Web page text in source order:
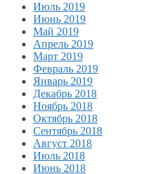
Июль 2019
Июнь 2019
Май 2019
Апрель 2019
Март 2019
Февраль 2019
Январь 2019
Декабрь 2018
Ноябрь 2018
Октябрь 2018
Сентябрь 2018
Август 2018
Июль 2018
Июнь 2018